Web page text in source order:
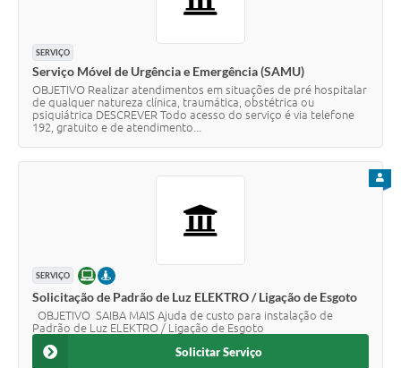
SERVIÇO
Serviço Móvel de Urgência e Emergência (SAMU)
OBJETIVO Realizar atendimentos em situações de pré hospitalar
de qualquer natureza clínica, traumática, obstétrica ou
psiquiátrica DESCREVER Todo acesso do serviço é via telefone
192, gratuito e de atendimento...
SERVIÇO ONLINEPRESENCIAL
Solicitação de Padrão de Luz ELEKTRO / Ligação de Esgoto
OBJETIVO SAIBA MAIS Ajuda de custo para instalação de
Padrão de Luz ELEKTRO / Ligação de Esgoto
Solicitar Serviço